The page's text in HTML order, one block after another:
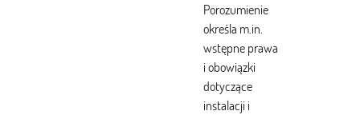
Porozumienie
określa m.in.
wstępne prawa
i obowiązki
dotyczące
instalacji i